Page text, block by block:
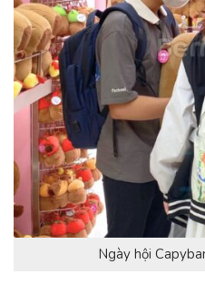
Ngày hội